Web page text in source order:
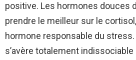
positive. Les hormones douces
prendre le meilleur sur le
hormone responsable du
s’avère totalement